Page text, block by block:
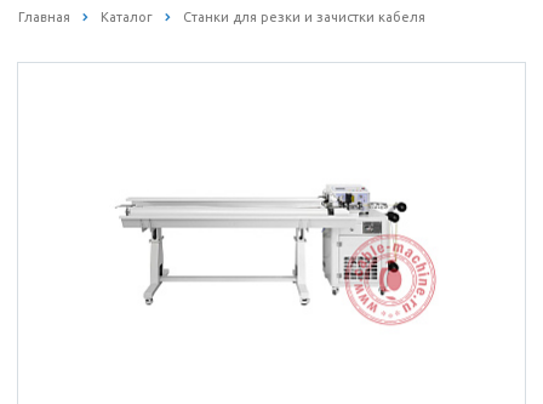
Главная Каталог Станки для резки и зачистки кабеля